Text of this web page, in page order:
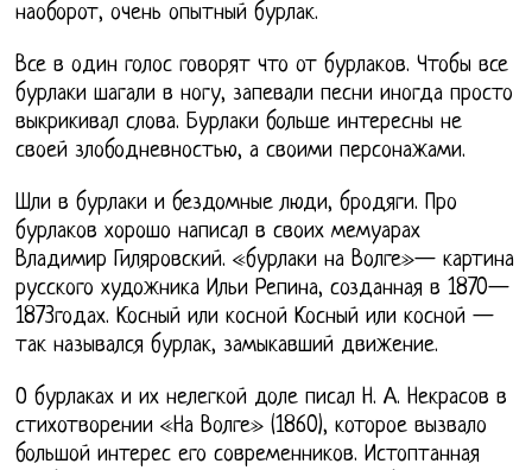
наоборот, очень опытный бурлак.
Все в один голос говорят что от бурлаков. Чтобы все
бурлаки шагали в ногу, запевали песни иногда просто
выкрикивал слова. Бурлаки больше интересны не
своей злободневностью, а своими персонажами.
Шли в бурлаки и бездомные люди, бродяги. Про
бурлаков хорошо написал в своих мемуарах
Владимир Гиляровский. «бурлаки на Волге»— картина
русского художника Ильи Репина, созданная в 1870—
1873годах. Косный или косной Косный или косной —
так назывался бурлак, замыкавший движение.
О бурлаках и их нелегкой доле писал Н. А. Некрасов в
стихотворении «На Волге» (1860), которое вызвало
большой интерес его современников. Истоптанная